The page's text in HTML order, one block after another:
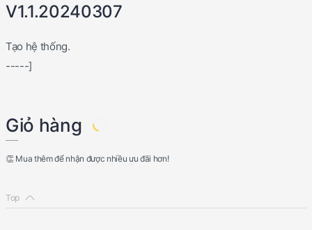
V1.1.20240307
Tạo hệ thống.
-----]
Giỏ hàng
👏 Mua thêm để nhận được nhiều ưu đãi hơn!